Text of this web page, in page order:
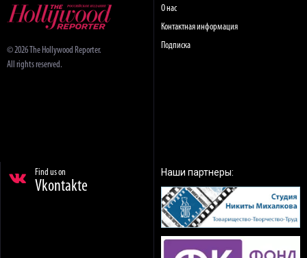
© 2026 The Hollywood Reporter.
All rights reserved.
О нас
Контактная информация
Подписка
Find us on
Vkontakte
Наши партнеры: